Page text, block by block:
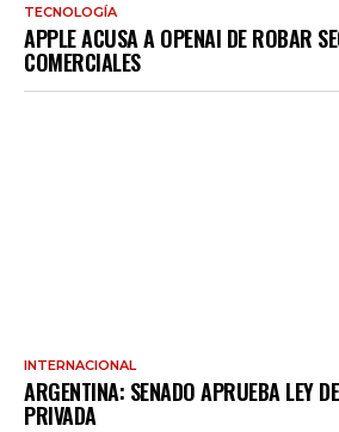
TECNOLOGÍA
APPLE ACUSA A OPENAI DE ROBAR
COMERCIALES
INTERNACIONAL
ARGENTINA: SENADO APRUEBA LEY
PRIVADA